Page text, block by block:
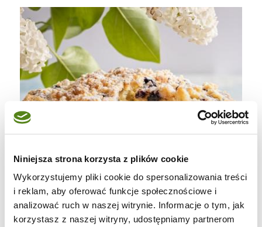
Niniejsza strona korzysta z plików cookie
Wykorzystujemy pliki cookie do spersonalizowania treści
i reklam, aby oferować funkcje społecznościowe i
analizować ruch w naszej witrynie. Informacje o tym, jak
korzystasz z naszej witryny, udostępniamy partnerom